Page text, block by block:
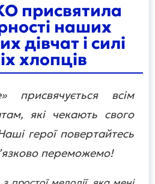
присвятила
наших
дівчат і силі
хлопців
присвячується всім
які чекають свого
герої повертайтесь
переможемо!